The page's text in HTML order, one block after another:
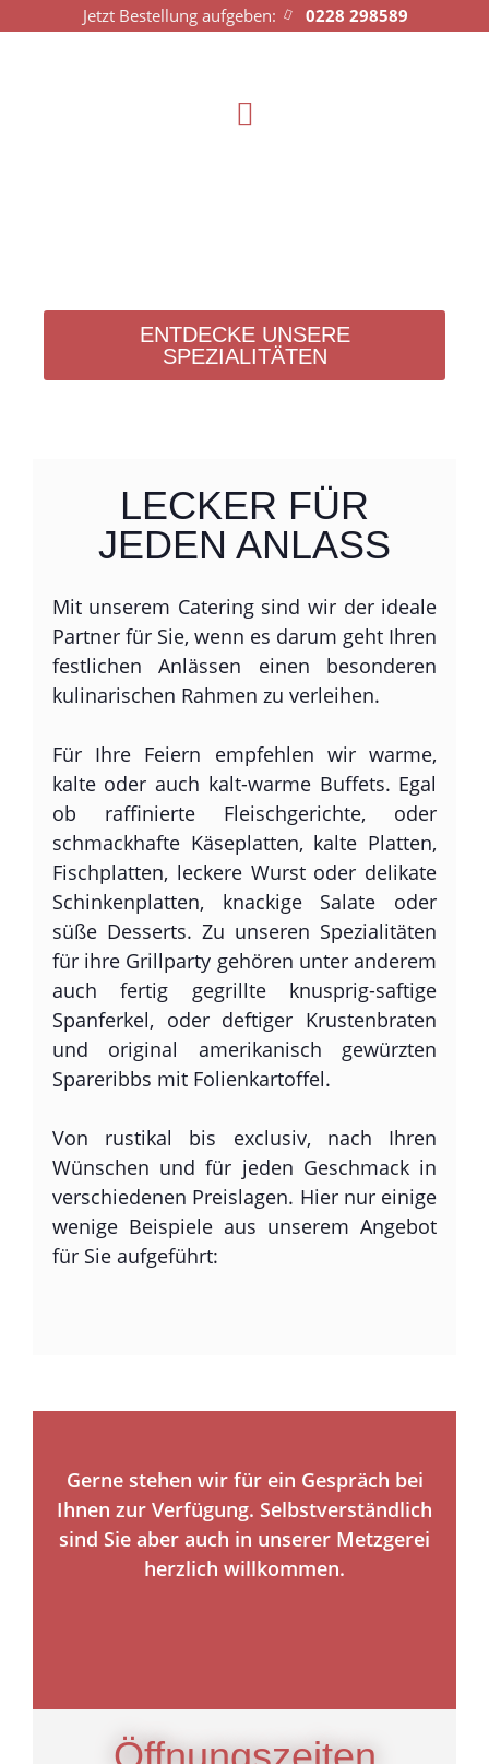
Jetzt Bestellung aufgeben: 0228 298589
ENTDECKE UNSERE
SPEZIALITÄTEN
LECKER FÜR
JEDEN ANLASS
Mit unserem Catering sind wir der ideale
Partner für Sie, wenn es darum geht Ihren
festlichen Anlässen einen besonderen
kulinarischen Rahmen zu verleihen.
Für Ihre Feiern empfehlen wir warme,
kalte oder auch kalt-warme Buffets. Egal
ob raffinierte Fleischgerichte, oder
schmackhafte Käseplatten, kalte Platten,
Fischplatten, leckere Wurst oder delikate
Schinkenplatten, knackige Salate oder
süße Desserts. Zu unseren Spezialitäten
für ihre Grillparty gehören unter anderem
auch fertig gegrillte knusprig-saftige
Spanferkel, oder deftiger Krustenbraten
und original amerikanisch gewürzten
Spareribbs mit Folienkartoffel.
Von rustikal bis exclusiv, nach Ihren
Wünschen und für jeden Geschmack in
verschiedenen Preislagen. Hier nur einige
wenige Beispiele aus unserem Angebot
für Sie aufgeführt:
Gerne stehen wir für ein Gespräch bei
Ihnen zur Verfügung. Selbstverständlich
sind Sie aber auch in unserer Metzgerei
herzlich willkommen.